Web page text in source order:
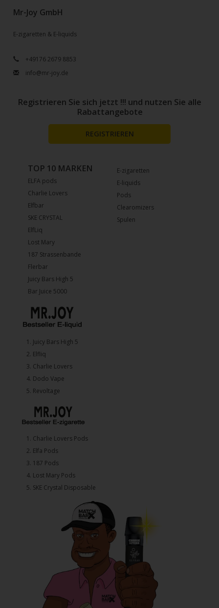
Mr-Joy GmbH
E-zigaretten & E-liquids
+49176 2679 8853
info@mr-joy.de
E-zigaretten
E-liquids
Pods
Clearomizers
Spulen
TOP 10 MARKEN
ELFA pods
Charlie Lovers
Elfbar
SKE CRYSTAL
ElfLiq
Lost Mary
187 Strassenbande
Flerbar
Juicy Bars High 5
Bar Juice 5000
1.⁠ ⁠Juicy Bars High 5
2.⁠ ⁠⁠Elfliq
3.⁠ ⁠⁠Charlie Lovers
4.⁠ ⁠⁠Dodo Vape
5. ⁠Revoltage
1.⁠ ⁠Charlie Lovers Pods
2.⁠ ⁠⁠Elfa Pods
3.⁠ ⁠⁠187 Pods
4.⁠ ⁠⁠Lost Mary Pods
5.⁠ ⁠⁠SKE Crystal Disposable
Registrieren Sie sich jetzt !!! und nutzen Sie alle
Rabattangebote
REGISTRIEREN